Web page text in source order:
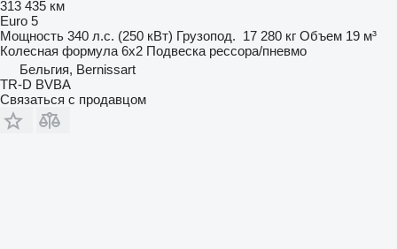
313 435 км
Euro 5
Мощность 340 л.с. (250 кВт) Грузопод. 17 280 кг Объем 19 м³
Колесная формула 6x2 Подвеска рессора/пневмо
Бельгия, Bernissart
TR-D BVBA
Связаться с продавцом